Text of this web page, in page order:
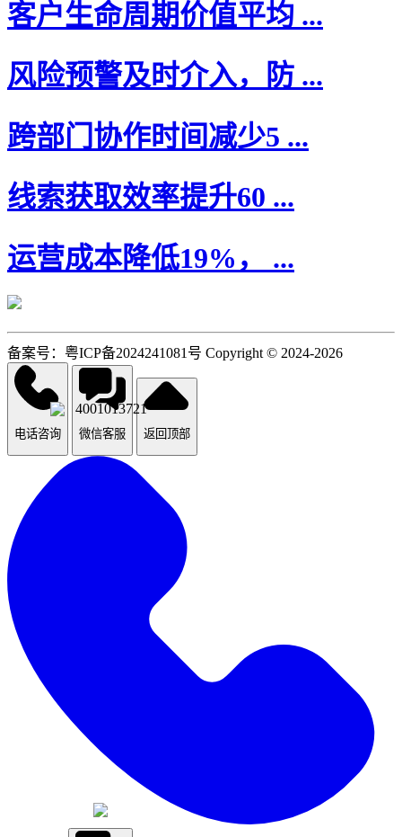
客户生命周期价值平均 ...
风险预警及时介入，防 ...
跨部门协作时间减少5 ...
线索获取效率提升60 ...
运营成本降低19%， ...
备案号：粤ICP备2024241081号 Copyright © 2024-2026
电话咨询
4001013721
微信客服 返回顶部